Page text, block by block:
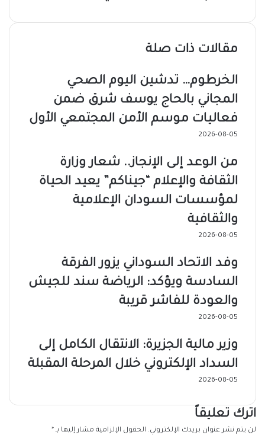
مقالات ذات صلة
الخرطوم… تدشين اليوم الصحي
المجاني بالحاج يوسف شرق ضمن
فعاليات موسم الأمن المجتمعي الأول
2026-08-05
من الوعد إلى الإنجاز.. شعار وزارة
الثقافة والإعلام “جيناكم” يعيد الحياة
لمؤسسات السودان الإعلامية
والثقافية
2026-08-05
وفد الاتحاد السوداني يزور الفرقة
السادسة ويؤكد: الرياضة سند للجيش
والعودة للفاشر قريبة
2026-08-05
وزير مالية الجزيرة: الانتقال الكامل إلى
السداد الإلكتروني خلال المرحلة المقبلة
2026-08-05
اترك تعليقاً
لن يتم نشر عنوان بريدك الإلكتروني. الحقول الإلزامية مشار إليها بـ *